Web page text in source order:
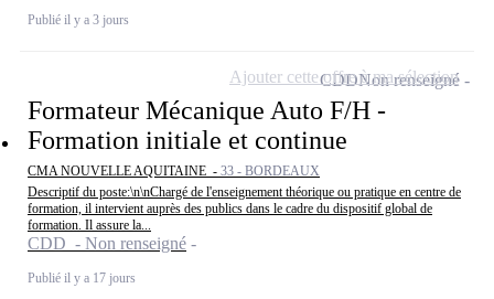
Publié il y a 3 jours
Formateur Mécanique Auto F/H -
Formation initiale et continue
CMA NOUVELLE AQUITAINE - 33 - BORDEAUX
Descriptif du poste:\n\nChargé de l'enseignement théorique ou pratique en centre de
formation, il intervient auprès des publics dans le cadre du dispositif global de
formation. Il assure la...
CDD - Non renseigné
Publié il y a 17 jours
CDDNon renseigné
Ajouter cette offre à ma sélection